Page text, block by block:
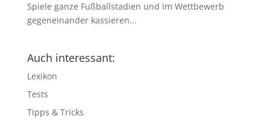
Spiele ganze Fußballstadien und im Wettbewerb
gegeneinander kassieren...
Auch interessant:
Lexikon
Tests
Tipps & Tricks